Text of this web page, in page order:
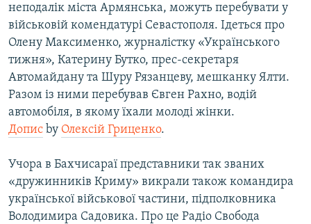
ВІДЕОУРОКИ «ELIFBE»
СВІДЧЕННЯ ОКУПАЦІЇ
УКРАЇНСЬКА ПРОБЛЕМА КРИМУ
ІНФОГРАФІКА
Русский
Qırımtatar
ДОЛУЧАЙСЯ!
неподалік міста Армянська, можуть перебувати у
військовій комендатурі Севастополя. Ідеться про
Олену Максименко, журналістку «Українського
тижня», Катерину Бутко, прес-секретаря
Автомайдану та Шуру Рязанцеву, мешканку Ялти.
Разом із ними перебував Євген Рахно, водій
автомобіля, в якому їхали молоді жінки.
Допис by Олексій Гриценко.
Учора в Бахчисараї представники так званих
«дружинників Криму» викрали також командира
української військової частини, підполковника
Володимира Садовика. Про це Радіо Свобода